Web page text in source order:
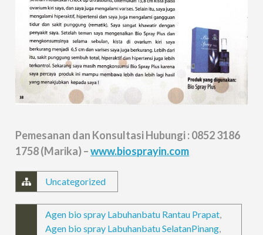
Pemesanan dan Konsultasi Hubungi : 0852 3186
1758 (Marika) –www.biosprayin.com
Uncategorized
Agen bio spray Labuhanbatu Rantau Prapat,
Agen bio spray Labuhanbatu SelatanPinang,